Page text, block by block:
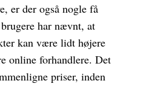
er der også nogle få
har nævnt, at
kan være lidt højere
online forhandlere. Det
priser, inden